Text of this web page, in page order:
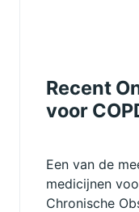
Recent
voor
Een van de
medicijnen
Chronische